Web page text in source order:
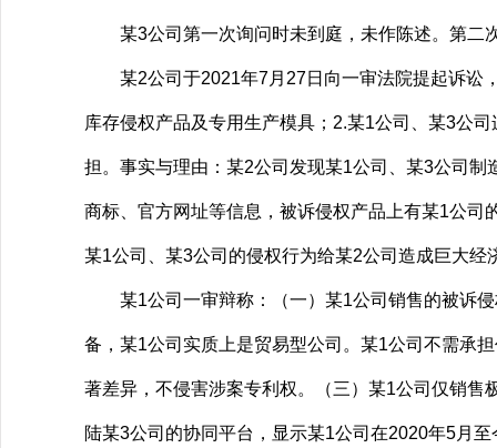
某3公司第一次询问时未到庭，未作陈述。第二
某2公司于2021年7月27日向一审法院提起诉讼，
库存侵权产品及专用生产模具；2.某1公司、某3公
担。事实与理由：某2公司发现某1公司、某3公司
商标、官方网址等信息，被诉侵权产品上有某1公
某1公司、某3公司的侵权行为给某2公司造成巨大经
某1公司一审辩称：（一）某1公司销售的被诉侵
备，某1公司实质上是贸易型公司。某1公司不需承
著差异，不侵害涉案专利权。（三）某1公司仅销
陆某3公司的协同平台，显示某1公司在2020年5月